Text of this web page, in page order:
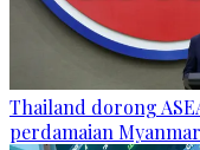
Thailand dorong
perdamaian Myanmar